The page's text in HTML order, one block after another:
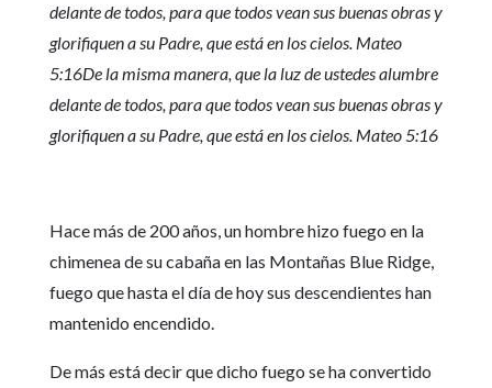
delante de todos, para que todos vean sus buenas obras y
glorifiquen a su Padre, que está en los cielos. Mateo
5:16De la misma manera, que la luz de ustedes alumbre
delante de todos, para que todos vean sus buenas obras y
glorifiquen a su Padre, que está en los cielos. Mateo 5:16
Hace más de 200 años, un hombre hizo fuego en la
chimenea de su cabaña en las Montañas Blue Ridge,
fuego que hasta el día de hoy sus descendientes han
mantenido encendido.
De más está decir que dicho fuego se ha convertido